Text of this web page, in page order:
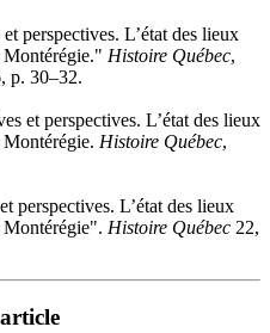
perspectives. L’état des lieux
Montérégie." Histoire Québec,
p. 30–32.
et perspectives. L’état des lieux
Montérégie. Histoire Québec,
perspectives. L’état des lieux
Montérégie". Histoire Québec 22,